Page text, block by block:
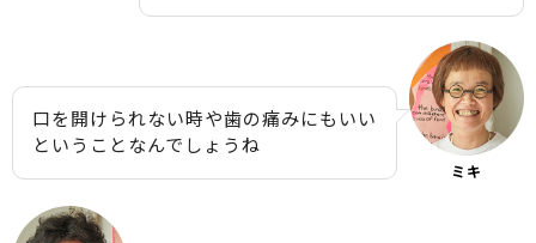
口を開けられない時や歯の痛みにもいい
ということなんでしょうね
ミキ